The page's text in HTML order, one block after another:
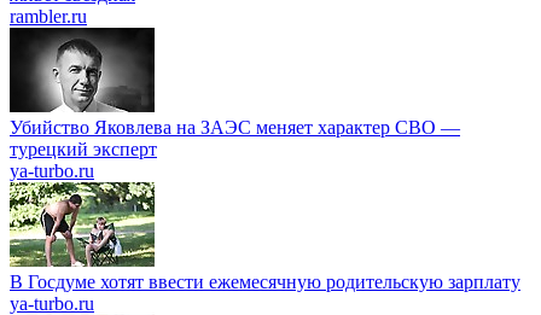
rambler.ru
Убийство Яковлева на ЗАЭС меняет характер СВО —
турецкий эксперт
ya-turbo.ru
В Госдуме хотят ввести ежемесячную родительскую зарплату
ya-turbo.ru